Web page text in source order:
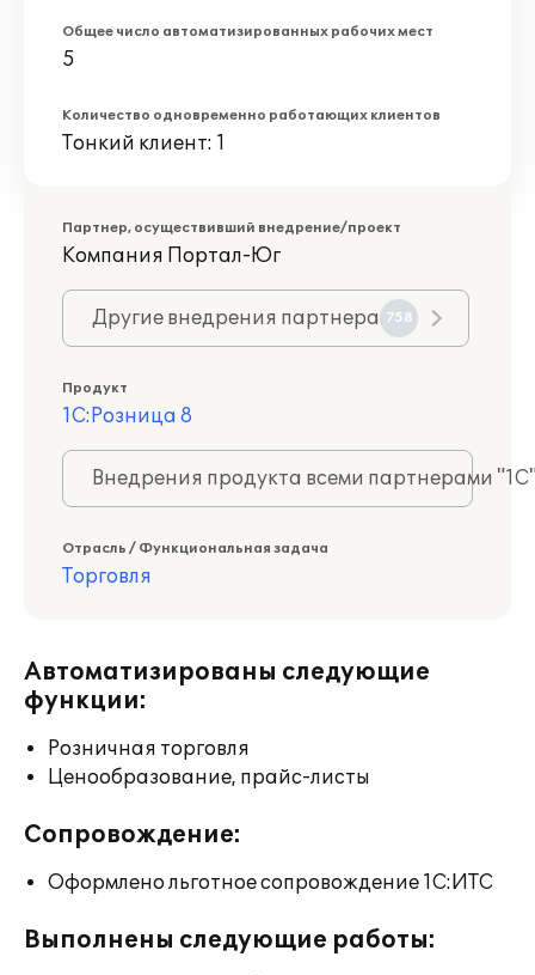
Общее число автоматизированных рабочих мест
5
Количество одновременно работающих клиентов
Тонкий клиент: 1
Партнер, осуществивший внедрение/проект
Компания Портал-Юг
Другие внедрения партнера 758
Продукт
1С:Розница 8
Внедрения продукта всеми партнерами
Отрасль / Функциональная задача
Торговля
Автоматизированы следующие
функции:
Розничная торговля
Ценообразование, прайс-листы
Сопровождение:
Оформлено льготное сопровождение 1С:ИТС
Выполнены следующие работы: